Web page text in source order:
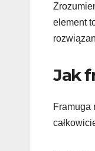
element
Jak
Framuga